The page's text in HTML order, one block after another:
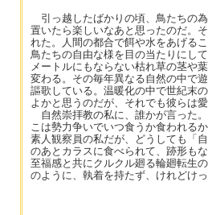
引っ越したばかりの頃、鳥たちの
置いたら楽しいなあと思ったのだ。
れた。人間の都合で餌や水をあげる
鳥たちの自由な様を目の当たりにし
メートルにもならない枯れ草の茎や
変わる。その毎年異なる自然の中で
謳歌している。温暖化の中で世紀末
よかと思うのだが、それでも彼らは
自然崇拝教の私に、誰かが言った
こは勢力争いでいつ食うか食われる
素人観察員の私だが、どうしても「
のあとカラスに食べられて、跡形も
至福感と共にクルクル廻る輪廻転生
のように、執着を持たず、けれどけ